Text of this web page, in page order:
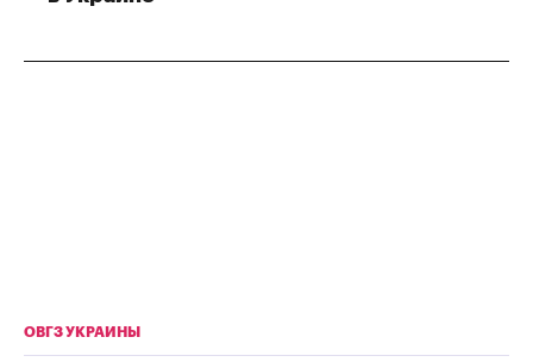
ОВГЗ УКРАИНЫ